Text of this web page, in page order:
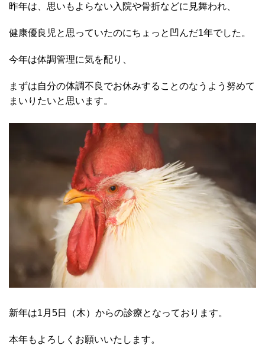
昨年は、思いもよらない入院や骨折などに見舞われ、
健康優良児と思っていたのにちょっと凹んだ1年でした。
今年は体調管理に気を配り、
まずは自分の体調不良でお休みすることのなうよう努めて
まいりたいと思います。
新年は1月5日（木）からの診療となっております。
本年もよろしくお願いいたします。